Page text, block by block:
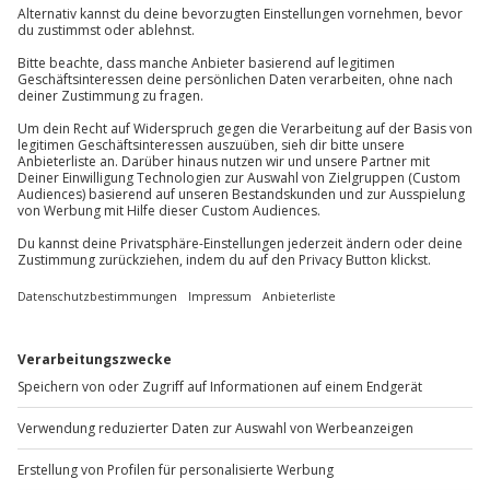
Teilnehmer
Gutschein gültig für 2 Personen
Jochen Schweizer
Mühldorfstraße 8
81671 München
Du erreichst uns telefonisch zu folgenden Zeiten,
außer an bundesweiten Feiertagen:
Mo-Fr: 8-20 Uhr | Sa: 10-16 Uhr
Sichere Dir attraktive Firmenkunden Vorteile.
+49 89 / 60 60 89 700
Mo-Fr: 9-17 Uhr